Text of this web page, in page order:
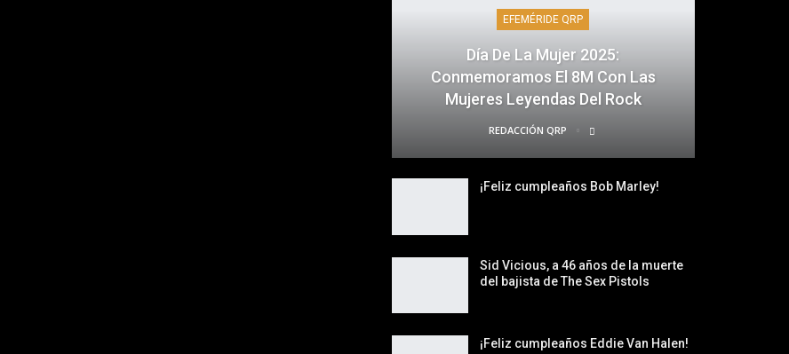
EFEMÉRIDE QRP
Día De La Mujer 2025:
Conmemoramos El 8M Con Las
Mujeres Leyendas Del Rock
REDACCIÓN QRP
¡Feliz cumpleaños Bob Marley!
Sid Vicious, a 46 años de la muerte
del bajista de The Sex Pistols
¡Feliz cumpleaños Eddie Van Halen!